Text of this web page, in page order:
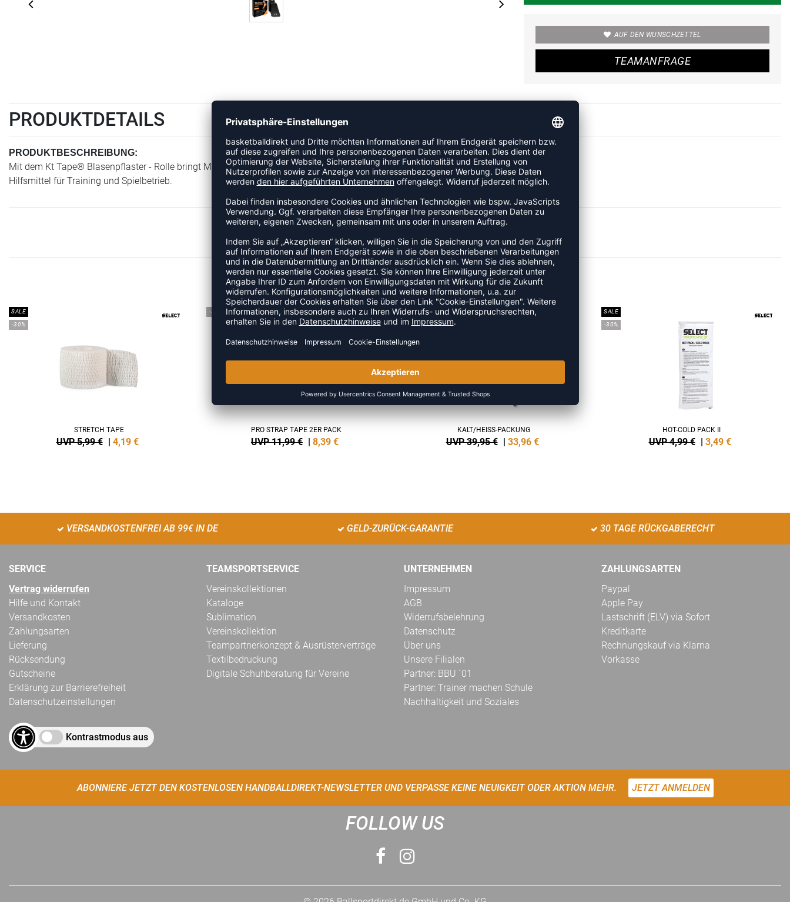
AUF DEN WUNSCHZETTEL
TEAMANFRAGE
PRODUKTDETAILS
PRODUKTBESCHREIBUNG:
Mit dem Kt Tape® Blasenpflaster - Rolle bringt Mc David einen Artikel der Kategorie Erste Hilfe an den Start. Ein nützliches
Hilfsmittel für Training und Spielbetrieb.
ZULETZT ANGESEHEN
MEHR AUS DER KATEGORIE ERSTE HILFE
SALE
-30%
STRETCH TAPE
UVP 5,99 € | 4,19 €
-30%
PRO STRAP TAPE 2ER PACK
UVP 11,99 € | 8,39 €
SALE
-15%
KALT/HEISS-PACKUNG
UVP 39,95 € | 33,96 €
SALE
-30%
HOT-COLD PACK II
UVP 4,99 € | 3,49 €
VERSANDKOSTENFREI AB 99€ IN DE GELD-ZURÜCK-GARANTIE 30 TAGE RÜCKGABERECHT
SERVICE
Vertrag widerrufen
Hilfe und Kontakt
Versandkosten
Zahlungsarten
Lieferung
Rücksendung
Gutscheine
Erklärung zur Barrierefreiheit
Datenschutzeinstellungen
Kontrastmodus aus
TEAMSPORTSERVICE
Vereinskollektionen
Kataloge
Sublimation
Vereinskollektion
Teampartnerkonzept & Ausrüsterverträge
Textilbedruckung
Digitale Schuhberatung für Vereine
UNTERNEHMEN
Impressum
AGB
Widerrufsbelehrung
Datenschutz
Über uns
Unsere Filialen
Partner: BBU ´01
Partner: Trainer machen Schule
Nachhaltigkeit und Soziales
ZAHLUNGSARTEN
Paypal
Apple Pay
Lastschrift (ELV) via Sofort
Kreditkarte
Rechnungskauf via Klarna
Vorkasse
ABONNIERE JETZT DEN KOSTENLOSEN HANDBALLDIREKT-NEWSLETTER UND VERPASSE KEINE NEUIGKEIT ODER AKTION MEHR. JETZT ANMELDEN
FOLLOW US